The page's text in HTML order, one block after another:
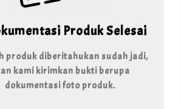
Produk Selesai
produk diberitahukan sudah jadi,
kami kirimkan bukti berupa
dokumentasi foto produk.